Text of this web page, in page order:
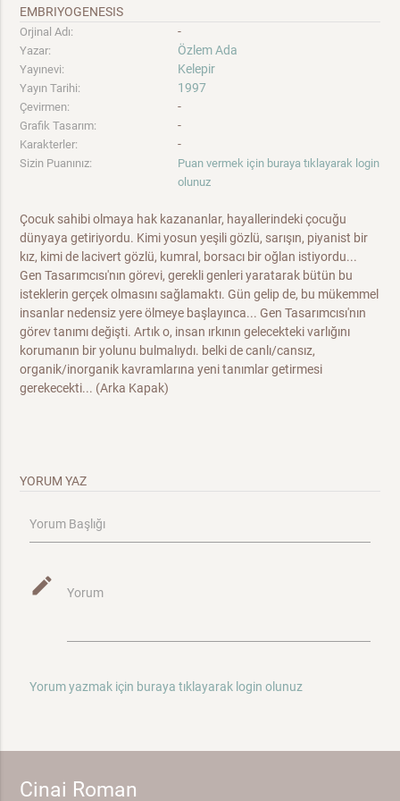
EMBRIYOGENESIS
Orjinal Adı: -
Yazar: Özlem Ada
Yayınevi: Kelepir
Yayın Tarihi: 1997
Çevirmen: -
Grafik Tasarım: -
Karakterler: -
Sizin Puanınız:
Puan vermek için buraya tıklayarak login
olunuz
Çocuk sahibi olmaya hak kazananlar, hayallerindeki çocuğu
dünyaya getiriyordu. Kimi yosun yeşili gözlü, sarışın, piyanist bir
kız, kimi de lacivert gözlü, kumral, borsacı bir oğlan istiyordu...
Gen Tasarımcısı'nın görevi, gerekli genleri yaratarak bütün bu
isteklerin gerçek olmasını sağlamaktı. Gün gelip de, bu mükemmel
insanlar nedensiz yere ölmeye başlayınca... Gen Tasarımcısı'nın
görev tanımı değişti. Artık o, insan ırkının gelecekteki varlığını
korumanın bir yolunu bulmalıydı. belki de canlı/cansız,
organik/inorganik kavramlarına yeni tanımlar getirmesi
gerekecekti... (Arka Kapak)
YORUM YAZ
Yorum Başlığı
mode_edit Yorum
Yorum yazmak için buraya tıklayarak login olunuz
Cinai Roman